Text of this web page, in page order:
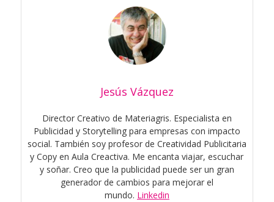
Jesús Vázquez
Director Creativo de Materiagris. Especialista en
Publicidad y Storytelling para empresas con impacto
social. También soy profesor de Creatividad Publicitaria
y Copy en Aula Creactiva. Me encanta viajar, escuchar
y soñar. Creo que la publicidad puede ser un gran
generador de cambios para mejorar el
mundo. Linkedin